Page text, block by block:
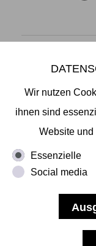
Mikiko Sato
Di - Fr
Wir nutzen
ihnen sind
Website und
Essenzielle
Social media